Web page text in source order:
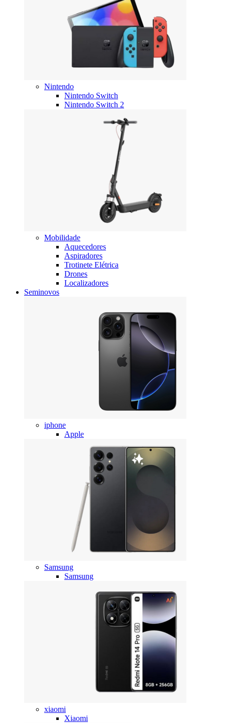
Nintendo
Nintendo Switch
Nintendo Switch 2
Mobilidade
Aquecedores
Aspiradores
Trotinete Elétrica
Drones
Localizadores
Seminovos
iphone
Apple
Samsung
Samsung
xiaomi
Xiaomi